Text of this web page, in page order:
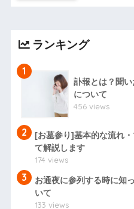
ランキング
1
訃報とは？聞
について
456 views
2
[お墓参り]基本的な流れ
て解説します
174 views
3
お通夜に参列する時に知
いて
133 views